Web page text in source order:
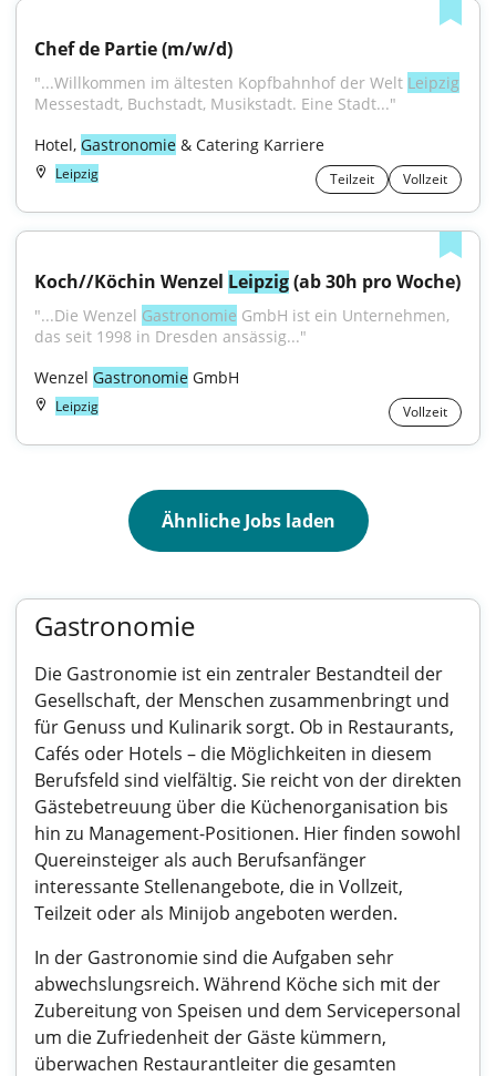
Chef de Partie (m/w/d)
"...Willkommen im ältesten Kopfbahnhof der Welt Leipzig
Messestadt, Buchstadt, Musikstadt. Eine Stadt..."
Hotel, Gastronomie & Catering Karriere
Leipzig Teilzeit Vollzeit
Koch//Köchin Wenzel Leipzig (ab 30h pro Woche)
"...Die Wenzel Gastronomie GmbH ist ein Unternehmen,
das seit 1998 in Dresden ansässig..."
Wenzel Gastronomie GmbH
Leipzig Vollzeit
Ähnliche Jobs laden
Gastronomie
Die Gastronomie ist ein zentraler Bestandteil der
Gesellschaft, der Menschen zusammenbringt und
für Genuss und Kulinarik sorgt. Ob in Restaurants,
Cafés oder Hotels – die Möglichkeiten in diesem
Berufsfeld sind vielfältig. Sie reicht von der direkten
Gästebetreuung über die Küchenorganisation bis
hin zu Management-Positionen. Hier finden sowohl
Quereinsteiger als auch Berufsanfänger
interessante Stellenangebote, die in Vollzeit,
Teilzeit oder als Minijob angeboten werden.
In der Gastronomie sind die Aufgaben sehr
abwechslungsreich. Während Köche sich mit der
Zubereitung von Speisen und dem Servicepersonal
um die Zufriedenheit der Gäste kümmern,
überwachen Restaurantleiter die gesamten